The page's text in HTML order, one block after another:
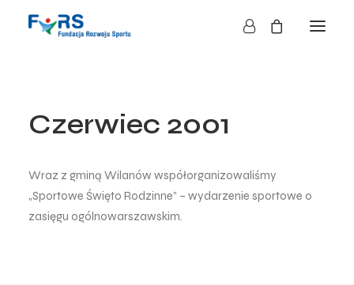
O NAS
DZIAŁALNOŚĆ
BLOG
KONTAKT
Czerwiec 2001
Wraz z gminą Wilanów współorganizowaliśmy
„Sportowe Święto Rodzinne” – wydarzenie sportowe o
zasięgu ogólnowarszawskim.